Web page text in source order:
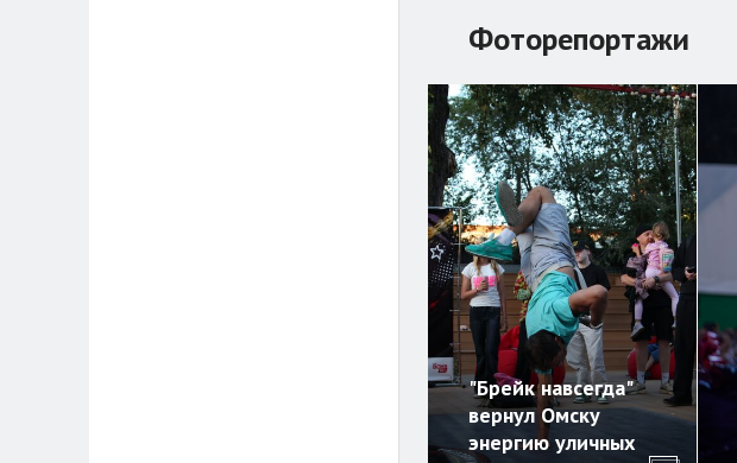
Фоторепортажи
"Брейк навсегда"
вернул Омску
энергию уличных